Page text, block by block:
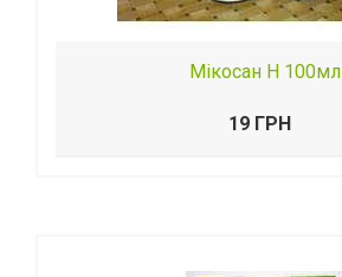
Мікосан Н 100мл
19 ГРН